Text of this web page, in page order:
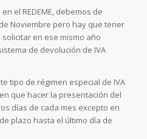
el REDEME, debemos de
Noviembre pero hay que tener
en ese mismo año
de devolución de IVA
tipo de régimen especial de IVA
que hacer la presentación del
días de cada mes excepto en
plazo hasta el último día de